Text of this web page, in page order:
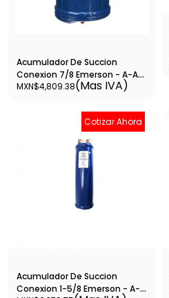
Acumulador De Succion
Conexion 7/8 Emerson - A-As-
6137
MXN$4,809.38(Mas IVA)
Cotizar Ahora
Acumulador De Succion
Conexion 1-5/8 Emerson - A-